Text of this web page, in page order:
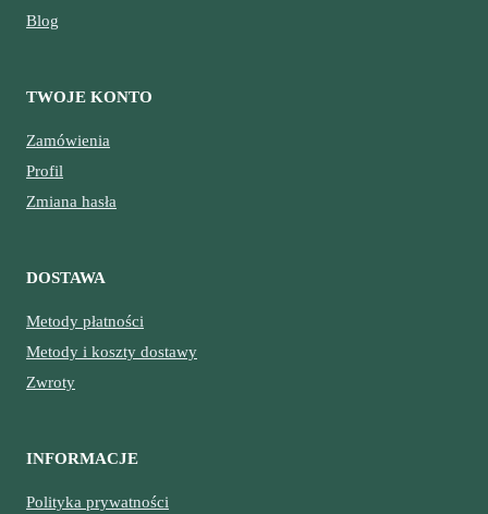
Blog
TWOJE KONTO
Zamówienia
Profil
Zmiana hasła
DOSTAWA
Metody płatności
Metody i koszty dostawy
Zwroty
INFORMACJE
Polityka prywatności